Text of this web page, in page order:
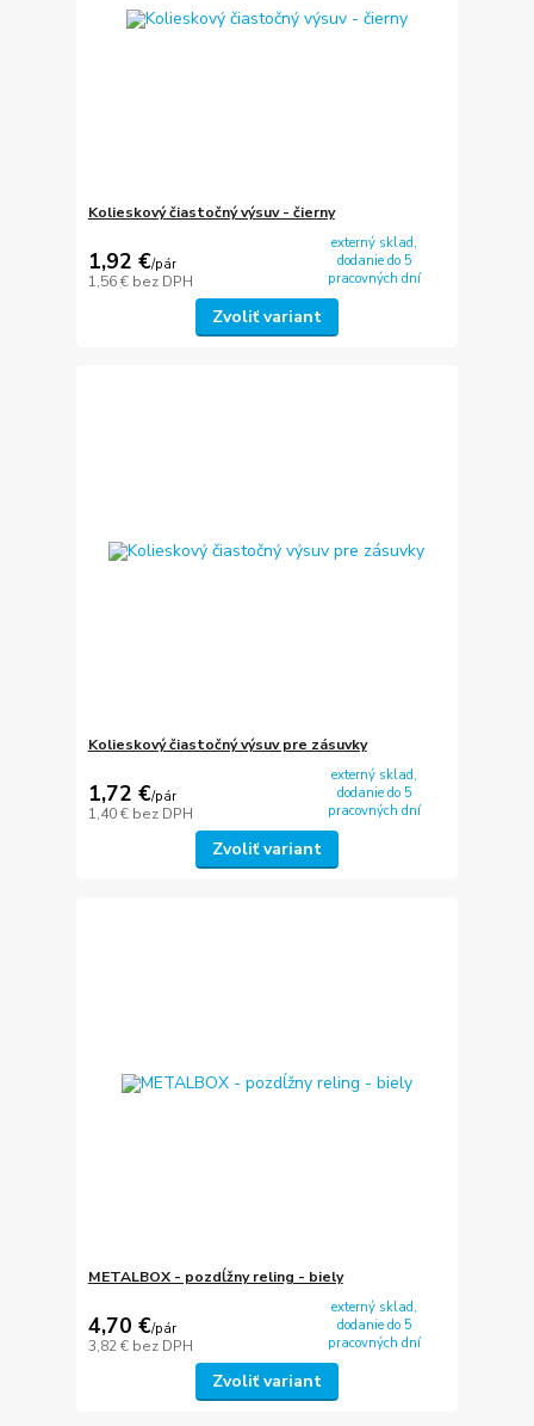
Kolieskový čiastočný výsuv - čierny
1,92 €/pár
1,56 € bez DPH
externý sklad,
dodanie do 5
pracovných dní
Zvoliť variant
Kolieskový čiastočný výsuv pre zásuvky
1,72 €/pár
1,40 € bez DPH
externý sklad,
dodanie do 5
pracovných dní
Zvoliť variant
METALBOX - pozdĺžny reling - biely
4,70 €/pár
3,82 € bez DPH
externý sklad,
dodanie do 5
pracovných dní
Zvoliť variant